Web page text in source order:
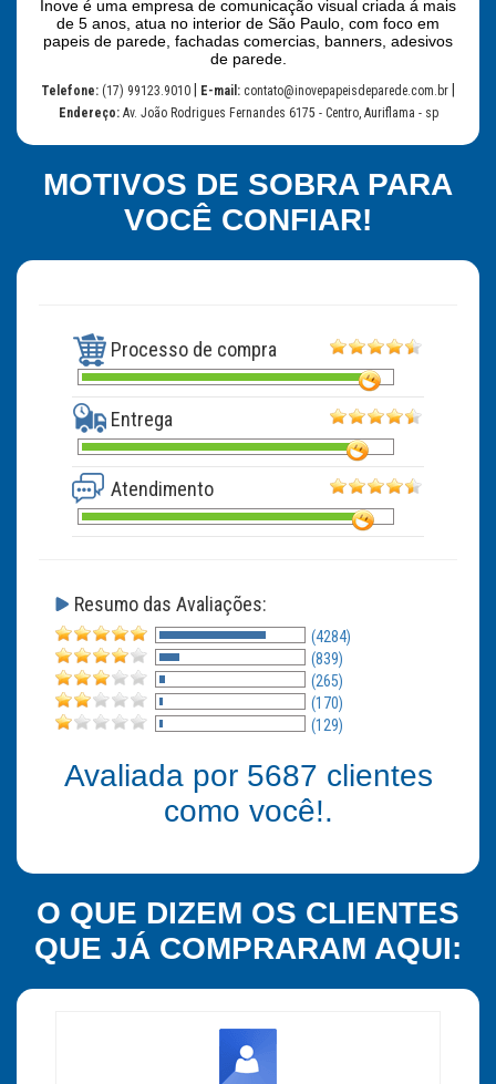
Inove é uma empresa de comunicação visual criada á mais
de 5 anos, atua no interior de São Paulo, com foco em
papeis de parede, fachadas comercias, banners, adesivos
de parede.
Telefone: (17) 99123.9010 E-mail: contato@inovepapeisdeparede.com.br
Endereço: Av. João Rodrigues Fernandes 6175 - Centro, Auriflama - sp
MOTIVOS DE SOBRA PARA
VOCÊ CONFIAR!
Processo de compra
Entrega
Atendimento
Resumo das Avaliações:
(4284)
(839)
(265)
(170)
(129)
Avaliada por 5687 clientes
como você!.
O QUE DIZEM OS CLIENTES
QUE JÁ COMPRARAM AQUI: